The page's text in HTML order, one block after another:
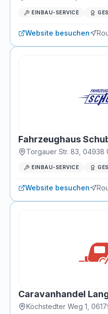
EINBAU-SERVICE
Website besuchen
Fahrzeughaus
Torgauer Str. 83 04938
EINBAU-SERVICE
Website besuchen
Caravanhandel
Köchstedter Weg 1